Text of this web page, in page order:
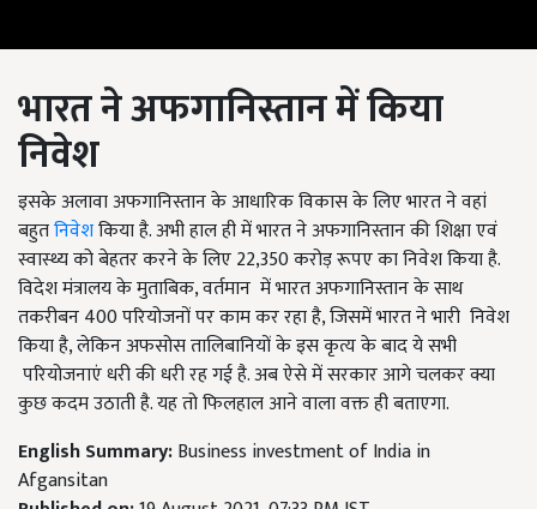
भारत ने अफगानिस्तान में किया
निवेश
इसके अलावा अफगानिस्तान के आधारिक विकास के लिए भारत ने वहां
बहुतनिवेशकिया है. अभी हाल ही में भारत ने अफगानिस्तान की शिक्षा एवं
स्वास्थ्य को बेहतर करने के लिए 22,350 करोड़ रूपए का निवेश किया है.
विदेश मंत्रालय के मुताबिक, वर्तमान में भारत अफगानिस्तान के साथ
तकरीबन 400 परियोजनों पर काम कर रहा है, जिसमें भारत ने भारी निवेश
किया है, लेकिन अफसोस तालिबानियों के इस कृत्य के बाद ये सभी
परियोजनाएं धरी की धरी रह गई है. अब ऐसे में सरकार आगे चलकर क्या
कुछ कदम उठाती है. यह तो फिलहाल आने वाला वक्त ही बताएगा.
English Summary:Business investment of India in
Afgansitan